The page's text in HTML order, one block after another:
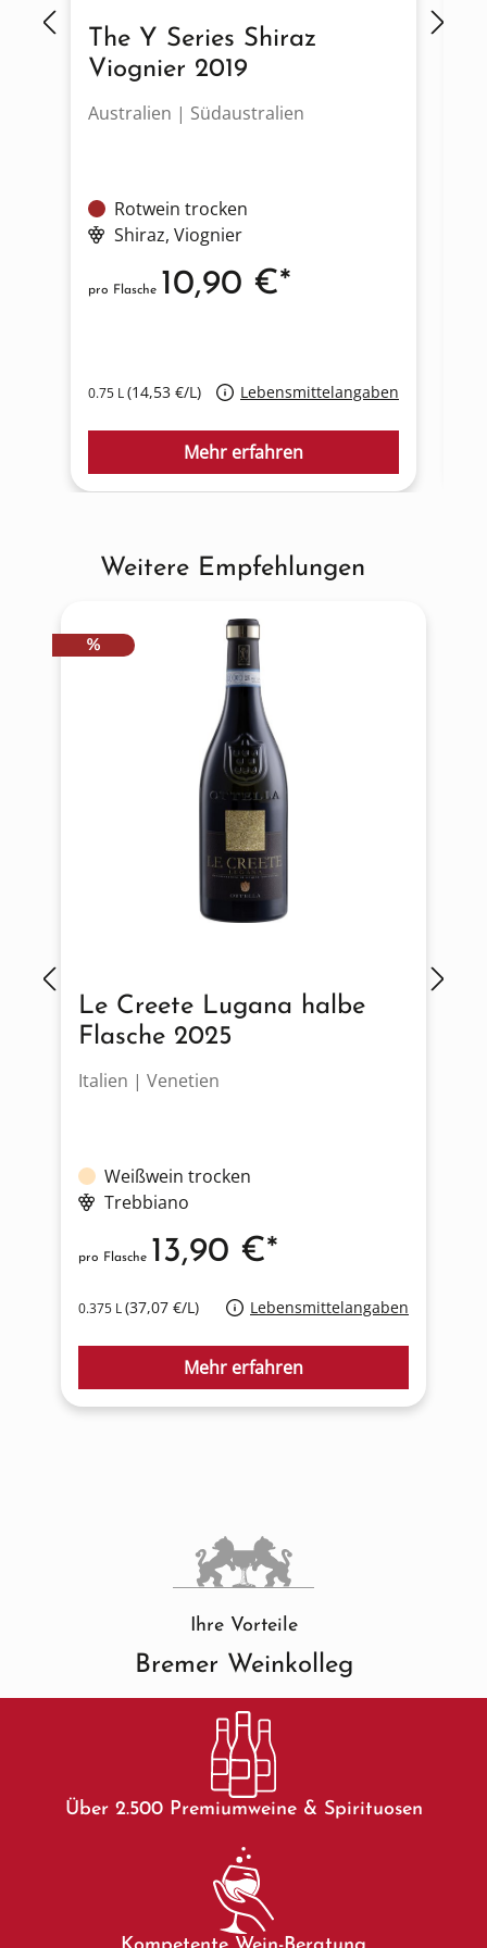
The Y Series Shiraz
Viognier 2019
Australien | Südaustralien
Rotwein trocken
Shiraz, Viognier
0.75 L(14,53 €/L) Lebensmittelangaben
pro Flasche 10,90 €*
Mehr erfahren
Produktgalerie überspringen
Weitere Empfehlungen
RABATT
%
Le Creete Lugana halbe
Flasche 2025
Italien | Venetien
Weißwein trocken
Trebbiano
0.375 L(37,07 €/L) Lebensmittelangaben
pro Flasche 13,90 €*
Mehr erfahren
Ihre Vorteile
Bremer Weinkolleg
Über 2.500 Premiumweine & Spirituosen